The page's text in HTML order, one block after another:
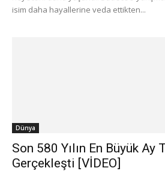
isim daha hayallerine veda ettikten...
Dünya
Son 580 Yılın En Büyük Ay
Gerçekleşti [VİDEO]